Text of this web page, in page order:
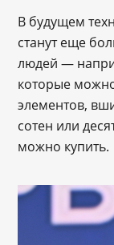
В будущем
станут еще
людей —
которые
элементов,
сотен или
можно купить.